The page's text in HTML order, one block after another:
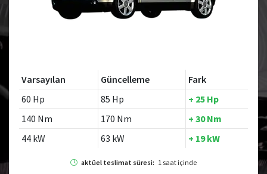
Varsayılan Güncelleme
Fark
60 Hp
85 Hp
+ 25 Hp
140 Nm
170 Nm
+ 30 Nm
44 kW
63 kW + 19 kW
aktüel teslimat süresi: 1 saat içinde